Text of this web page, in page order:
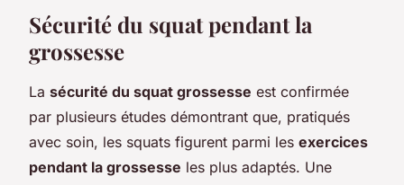
Sécurité du squat pendant la
grossesse
La sécurité du squat grossesse est confirmée
par plusieurs études démontrant que, pratiqués
avec soin, les squats figurent parmi les exercices
pendant la grossesse les plus adaptés. Une